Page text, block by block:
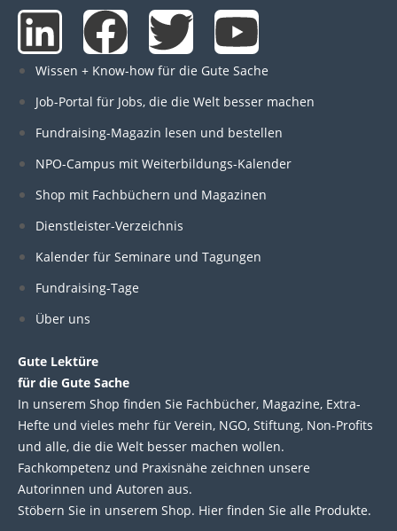
L
i
n
k
e
d
i
n
F
a
c
e
b
o
o
T
w
i
t
t
e
Y
o
u
t
u
b
Wissen + Know-how für die Gute Sache
Job-Portal für Jobs, die die Welt besser machen
Fundraising-Magazin lesen und bestellen
NPO-Campus mit Weiterbildungs-Kalender
Shop mit Fachbüchern und Magazinen
Dienstleister-Verzeichnis
Kalender für Seminare und Tagungen
Fundraising-Tage
Über uns
Gute Lektüre
für die Gute Sache
In unserem Shop finden Sie Fachbücher, Magazine, Extra-
Hefte und vieles mehr für Verein, NGO, Stiftung, Non-Profits
und alle, die die Welt besser machen wollen.
Fachkompetenz und Praxisnähe zeichnen unsere
Autorinnen und Autoren aus.
Stöbern Sie in unserem Shop. Hier finden Sie alle Produkte.